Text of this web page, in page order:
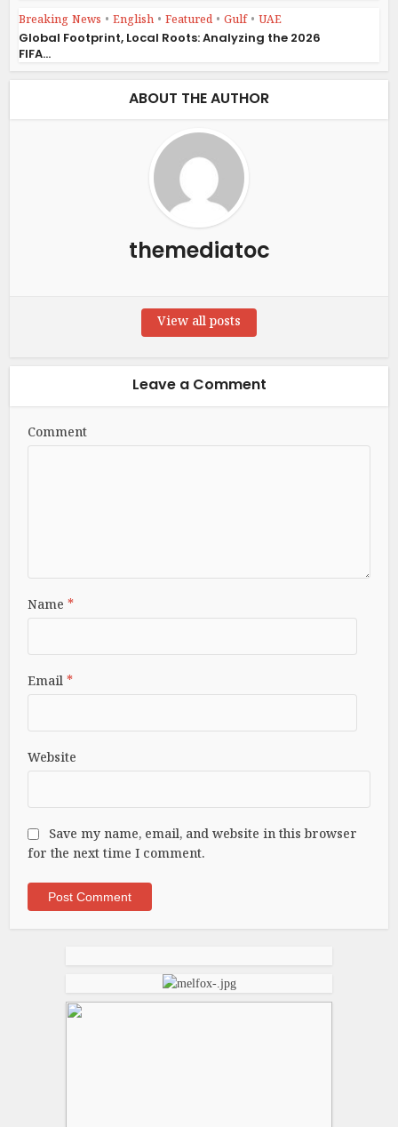
Breaking News • English • Featured • Gulf • UAE
Global Footprint, Local Roots: Analyzing the 2026
FIFA...
ABOUT THE AUTHOR
themediatoc
View all posts
Leave a Comment
Comment
Name*
Email*
Website
Save my name, email, and website in this browser
for the next time I comment.